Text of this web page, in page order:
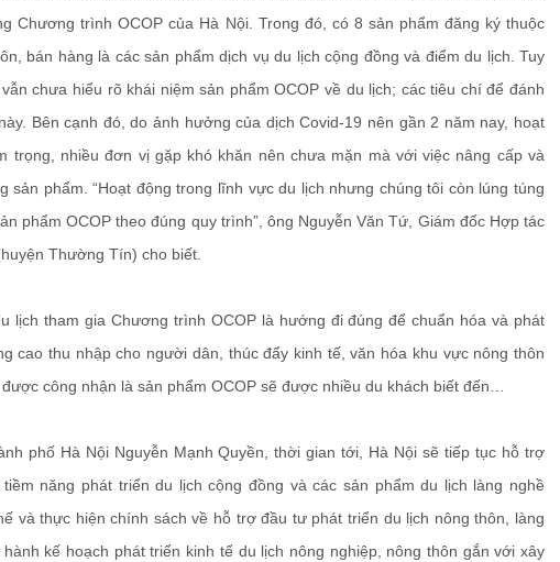
Chương trình OCOP của Hà Nội. Trong đó, có 8 sản phẩm đăng ký thuộc
bán hàng là các sản phẩm dịch vụ du lịch cộng đồng và điểm du lịch. Tuy
chưa hiểu rõ khái niệm sản phẩm OCOP về du lịch; các tiêu chí để đánh
Bên cạnh đó, do ảnh hưởng của dịch Covid-19 nên gần 2 năm nay, hoạt
trọng, nhiều đơn vị gặp khó khăn nên chưa mặn mà với việc nâng cấp và
sản phẩm. “Hoạt động trong lĩnh vực du lịch nhưng chúng tôi còn lúng túng
phẩm OCOP theo đúng quy trình”, ông Nguyễn Văn Tứ, Giám đốc Hợp tác
Thường Tín) cho biết.
lịch tham gia Chương trình OCOP là hướng đi đúng để chuẩn hóa và phát
cao thu nhập cho người dân, thúc đẩy kinh tế, văn hóa khu vực nông thôn
công nhận là sản phẩm OCOP sẽ được nhiều du khách biết đến…
phố Hà Nội Nguyễn Mạnh Quyền, thời gian tới, Hà Nội sẽ tiếp tục hỗ trợ
năng phát triển du lịch cộng đồng và các sản phẩm du lịch làng nghề
và thực hiện chính sách về hỗ trợ đầu tư phát triển du lịch nông thôn, làng
kế hoạch phát triển kinh tế du lịch nông nghiệp, nông thôn gắn với xây